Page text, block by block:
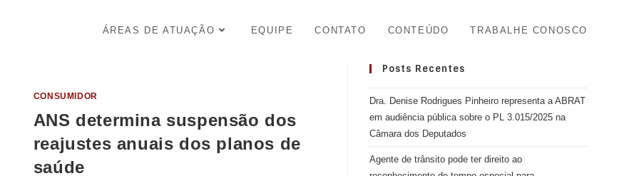
ÁREAS DE ATUAÇÃO EQUIPE CONTATO CONTEÚDO TRABALHE CONOSCO
CONSUMIDOR
ANS determina suspensão dos
reajustes anuais dos planos de
saúde
Posts Recentes
Dra. Denise Rodrigues Pinheiro representa a ABRAT
em audiência pública sobre o PL 3.015/2025 na
Câmara dos Deputados
Agente de trânsito pode ter direito ao